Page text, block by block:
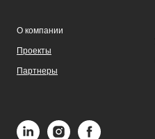
О компании
Проекты
Партнеры